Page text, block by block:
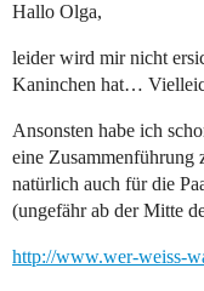
Hallo Olga,
leider wird mir nicht
Kaninchen hat…
Ansonsten habe ich
eine Zusammenführung
natürlich auch für die
(ungefähr ab der Mitte
http://www.wer-weiss-